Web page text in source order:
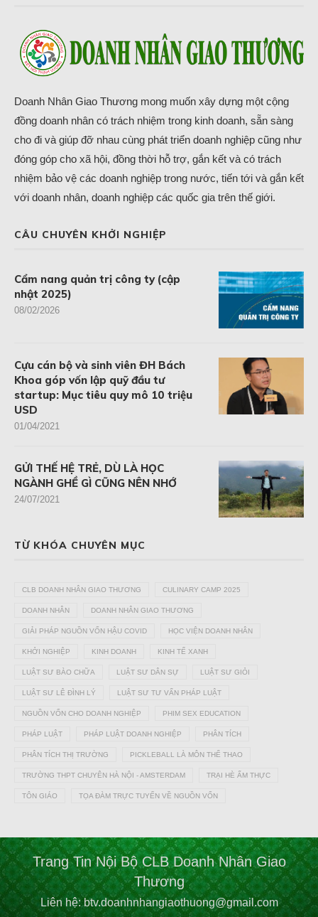
Doanh Nhân Giao Thương mong muốn xây dựng một cộng
đồng doanh nhân có trách nhiệm trong kinh doanh, sẵn sàng
cho đi và giúp đỡ nhau cùng phát triển doanh nghiệp cũng như
đóng góp cho xã hội, đồng thời hỗ trợ, gắn kết và có trách
nhiệm bảo vệ các doanh nghiệp trong nước, tiến tới và gắn kết
với doanh nhân, doanh nghiệp các quốc gia trên thế giới.
CÂU CHUYÊN KHỞI NGHIỆP
Cẩm nang quản trị công ty (cập
nhật 2025)
08/02/2026
Cựu cán bộ và sinh viên ĐH Bách
Khoa góp vốn lập quỹ đầu tư
startup: Mục tiêu quy mô 10 triệu
USD
01/04/2021
GỬI THẾ HỆ TRẺ, DÙ LÀ HỌC
NGÀNH GHỀ GÌ CŨNG NÊN NHỚ
24/07/2021
TỪ KHÓA CHUYÊN MỤC
CLB DOANH NHÂN GIAO THƯƠNG CULINARY CAMP 2025
DOANH NHÂN DOANH NHÂN GIAO THƯƠNG
GIẢI PHÁP NGUỒN VỐN HẬU COVID HỌC VIỆN DOANH NHÂN
KHỞI NGHIỆP KINH DOANH KINH TẾ XANH
LUẬT SƯ BÀO CHỮA LUẬT SƯ DÂN SỰ LUẬT SƯ GIỎI
LUẬT SƯ LÊ ĐÌNH LÝ LUẬT SƯ TƯ VẤN PHÁP LUẬT
NGUỒN VỐN CHO DOANH NGHIỆP PHIM SEX EDUCATION
PHÁP LUẬT PHÁP LUẬT DOANH NGHIỆP PHÂN TÍCH
PHÂN TÍCH THỊ TRƯỜNG PICKLEBALL LÀ MÔN THỂ THAO
TRƯỜNG THPT CHUYÊN HÀ NỘI - AMSTERDAM TRẠI HÈ ẨM THỰC
TÔN GIÁO TỌA ĐÀM TRỰC TUYẾN VỀ NGUỒN VỐN
Trang Tin Nội Bộ CLB Doanh Nhân Giao
Thương
Liên hệ: btv.doanhnhangiaothuong@gmail.com